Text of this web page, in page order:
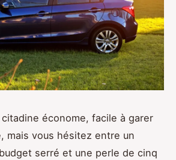
citadine économe, facile à garer
mais vous hésitez entre un
serré et une perle de cinq